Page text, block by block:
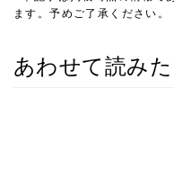
ます。予めご了承ください。
あわせて読み